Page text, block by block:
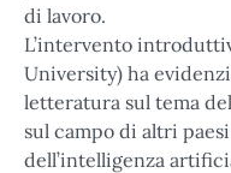
di lavoro.
L’intervento
University) ha
letteratura sul tema del
sul campo di altri
dell’intelligenza